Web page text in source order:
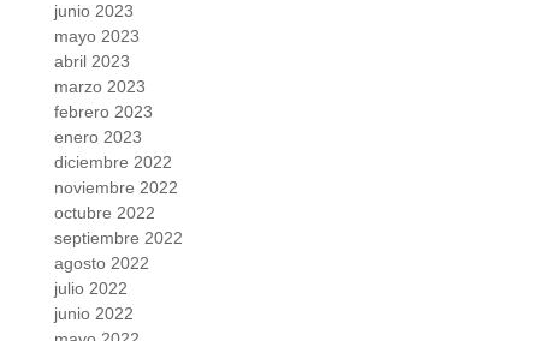
junio 2023
mayo 2023
abril 2023
marzo 2023
febrero 2023
enero 2023
diciembre 2022
noviembre 2022
octubre 2022
septiembre 2022
agosto 2022
julio 2022
junio 2022